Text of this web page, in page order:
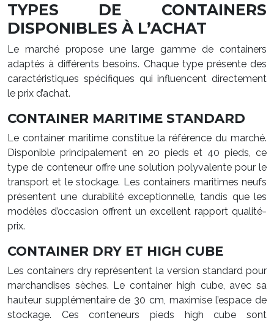
TYPES DE CONTAINERS
DISPONIBLES À L’ACHAT
Le marché propose une large gamme de containers
adaptés à différents besoins. Chaque type présente des
caractéristiques spécifiques qui influencent directement
le prix d’achat.
CONTAINER MARITIME STANDARD
Le container maritime constitue la référence du marché.
Disponible principalement en 20 pieds et 40 pieds, ce
type de conteneur offre une solution polyvalente pour le
transport et le stockage. Les containers maritimes neufs
présentent une durabilité exceptionnelle, tandis que les
modèles d’occasion offrent un excellent rapport qualité-
prix.
CONTAINER DRY ET HIGH CUBE
Les containers dry représentent la version standard pour
marchandises sèches. Le container high cube, avec sa
hauteur supplémentaire de 30 cm, maximise l’espace de
stockage. Ces conteneurs pieds high cube sont